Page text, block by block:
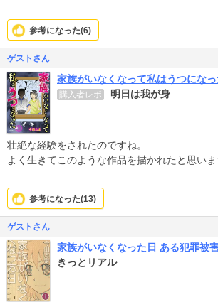
一緒に暮らしてるその方の支えが凄く大きいと
健康なご友人さんはこの先ずっとうつ病抱え
しょうか彼氏つくったり結婚などはと
ご友人がいい人過ぎて心配になりました
犠牲になってるような…なってないのかな？
参考になった(6)
ゲストさん
家族がいなくなって私はうつになっ
購入者レポ 明日は我が身
壮絶な経験をされたのですね。
よく生きてこのような作品を描かれたと思いま
まいました。この漫画はもっと広まって欲し
参考になった(13)
ゲストさん
きっとリアル